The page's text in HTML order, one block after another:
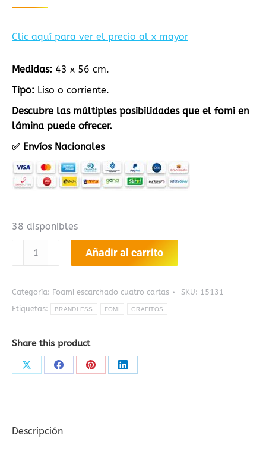
Clic aquí para ver el precio al x mayor
Medidas: 43 x 56 cm.
Tipo: Liso o corriente.
Descubre las múltiples posibilidades que el fomi en
lámina puede ofrecer.
✅ Envíos Nacionales
38 disponibles
ESCARCHADO
CAFE
Añadir al carrito
Categoría: Foami escarchado cuatro cartas SKU: 15131
Etiquetas:
BRANDLESS FOMI GRAFITOS
Share this product
Share Share Share Share
Descripción